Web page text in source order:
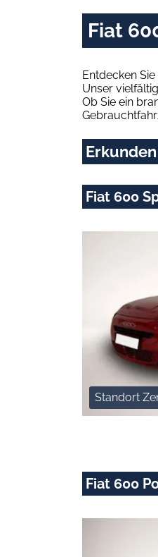
Fiat
Entdecken
Unser
Ob Sie ein
Fiat 600
Standort
Fiat 600